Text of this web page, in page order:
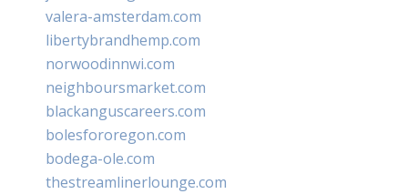
valera-amsterdam.com
libertybrandhemp.com
norwoodinnwi.com
neighboursmarket.com
blackanguscareers.com
bolesfororegon.com
bodega-ole.com
thestreamlinerlounge.com